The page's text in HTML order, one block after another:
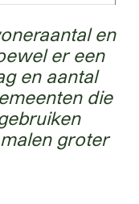
en
er een
en aantal
die
groter